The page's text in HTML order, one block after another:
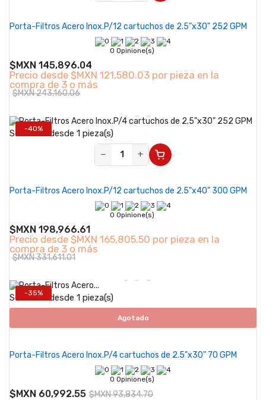
Porta-Filtros Acero Inox.P/12 cartuchos de 2.5"x30" 252 GPM
0 Opinione(s)
$MXN 145,896.04
Precio desde $MXN 121,580.03 por pieza en la
compra de 3 o más
$MXN 243,160.06
-40%
Se vende desde 1 pieza(s)
−
+
Porta-Filtros Acero Inox.P/12 cartuchos de 2.5"x40" 300 GPM
0 Opinione(s)
$MXN 198,966.61
Precio desde $MXN 165,805.50 por pieza en la
compra de 3 o más
$MXN 331,611.01
-35%
Se vende desde 1 pieza(s)
Agotado
Porta-Filtros Acero Inox.P/4 cartuchos de 2.5"x30" 70 GPM
0 Opinione(s)
$MXN 60,992.55 $MXN 93,834.70